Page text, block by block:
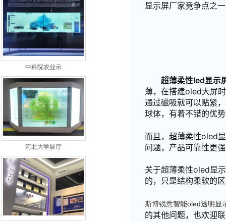
显示屏厂家竞争点之
超薄柔性led显示
薄，在搭建oled大屏
通过磁吸就可以贴紧
球体，有着不错的优
而且，超薄柔性oled
问题，产品可靠性更
关于超薄柔性oled显
的，只是结构柔软的
斯博锐意智能oled透明显
的其他问题，也欢迎
中科院农业示
河北大学展厅